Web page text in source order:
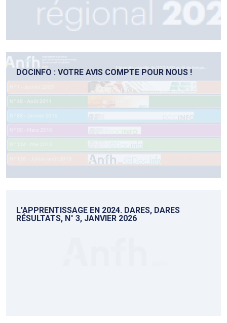
DOCINFO : VOTRE AVIS COMPTE POUR NOUS !
L'APPRENTISSAGE EN 2024. DARES, DARES
RÉSULTATS, N° 3, JANVIER 2026